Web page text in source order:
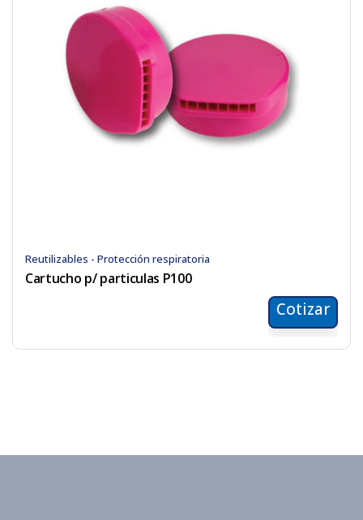
Reutilizables - Protección respiratoria
Cartucho p/ particulas P100
Cotizar